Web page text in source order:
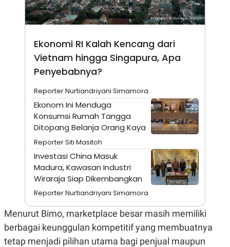
KANAL
P
U
S
A
I
M
A
G
Ekonomi RI Kalah Kencang dari
Vietnam hingga Singapura, Apa
Penyebabnya?
Reporter Nurtiandriyani Simamora
Ekonom Ini Menduga
Konsumsi Rumah Tangga
Ditopang Belanja Orang Kaya
Reporter Siti Masitoh
Investasi China Masuk
Madura, Kawasan Industri
Wiraraja Siap Dikembangkan
Reporter Nurtiandriyani Simamora
Menurut Bimo, marketplace besar masih memiliki
berbagai keunggulan kompetitif yang membuatnya
tetap menjadi pilihan utama bagi penjual maupun